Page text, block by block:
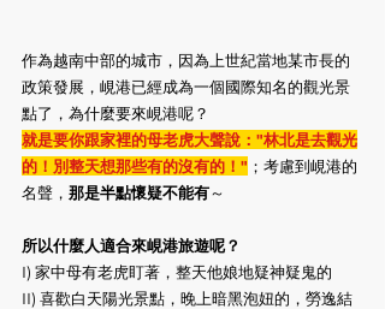
作為越南中部的城市，因為上世紀當地某市長的
政策發展，峴港已經成為一個國際知名的觀光景
點了，為什麼要來峴港呢？
就是要你跟家裡的母老虎大聲說："林北是去觀光
的！別整天想那些有的沒有的！" ；考慮到峴港的
名聲， 那是半點懷疑不能有～
所以什麼人適合來峴港旅遊呢？
I) 家中母有老虎盯著，整天他娘地疑神疑鬼的
II) 喜歡白天陽光景點，晚上暗黑泡妞的，勞逸結